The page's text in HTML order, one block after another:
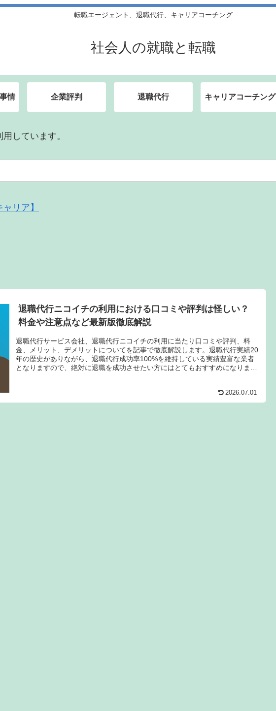
転職エージェント、退職代行、キャリアコーチング
社会人の就職と転職
情 企業評判 退職代行 キャリアコーチング
しています。
リア】
退職代行ニコイチの利用における口コミや評判は怪しい？
料金や注意点など最新版徹底解説
退職代行サービス会社、退職代行ニコイチの利用に当たり口コミや評判、料
金、メリット、デメリットについてを記事で徹底解説します。退職代行実績20
年の歴史がありながら、退職代行成功率100%を維持している実績豊富な業者
となりますので、絶対に退職を成功させたい方にはとてもおすすめになりま
2026.07.01